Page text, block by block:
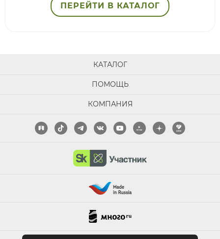
ПЕРЕЙТИ В КАТАЛОГ
КАТАЛОГ
ПОМОЩЬ
КОМПАНИЯ